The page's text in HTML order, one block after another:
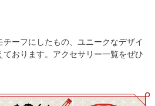
ーフにしたもの、ユニークなデザイ
おります。アクセサリー一覧をぜひ